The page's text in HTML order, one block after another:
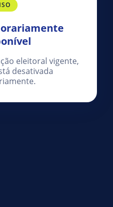
eleitoral vigente,
desativada